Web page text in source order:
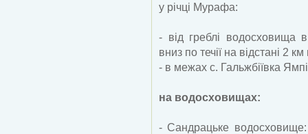
у річці Мурафа:
- від греблі водосховища
вниз по течії на відстані 2
- в межах с. Гальжбіївка
на водосховищах:
- Сандрацьке